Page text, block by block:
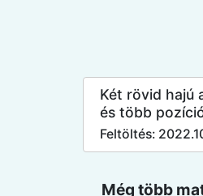
Két rövid hajú
és több
Feltöltés:
Még több